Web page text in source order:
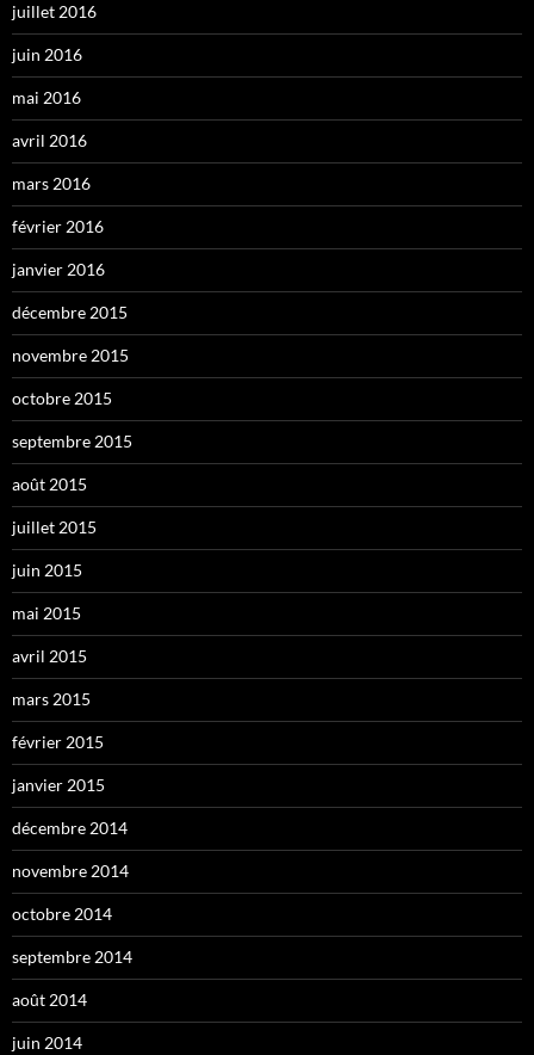
juillet 2016
juin 2016
mai 2016
avril 2016
mars 2016
février 2016
janvier 2016
décembre 2015
novembre 2015
octobre 2015
septembre 2015
août 2015
juillet 2015
juin 2015
mai 2015
avril 2015
mars 2015
février 2015
janvier 2015
décembre 2014
novembre 2014
octobre 2014
septembre 2014
août 2014
juin 2014